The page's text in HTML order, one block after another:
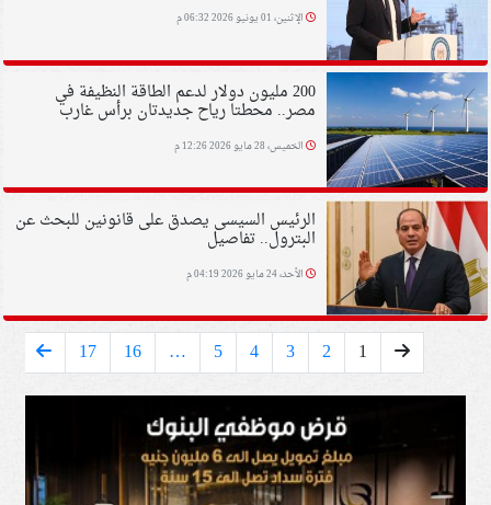
الإثنين، 01 يونيو 2026 06:32 م
200 مليون دولار لدعم الطاقة النظيفة في
مصر.. محطتا رياح جديدتان برأس غارب
الخميس، 28 مايو 2026 12:26 م
الرئيس السيسى يصدق على قانونين للبحث عن
البترول.. تفاصيل
الأحد، 24 مايو 2026 04:19 م
1
2
3
4
5
…
16
17